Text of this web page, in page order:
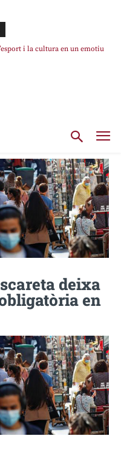
i la cultura en un emotiu
deixa
en